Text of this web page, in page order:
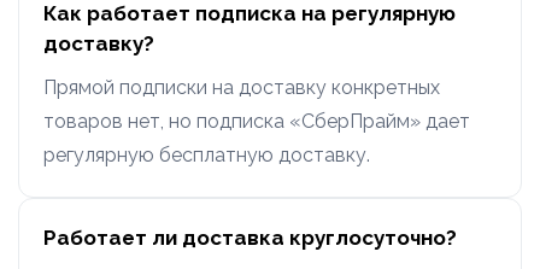
Как работает подписка на регулярную
доставку?
Прямой подписки на доставку конкретных
товаров нет, но подписка «СберПрайм» дает
регулярную бесплатную доставку.
Работает ли доставка круглосуточно?